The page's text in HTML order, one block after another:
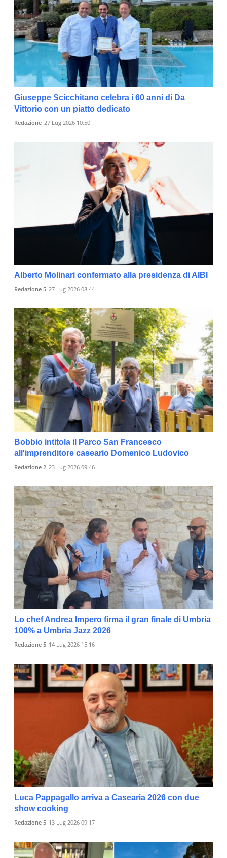
Giuseppe Scicchitano celebra i 60 anni di Da
Vittorio con un piatto dedicato
Redazione 27 Lug 2026 10:50
Alberto Molinari confermato alla presidenza di AIBI
Redazione 5 27 Lug 2026 08:44
Bobbio intitola il Parco San Francesco
all'imprenditore caseario Domenico Ludovico
Redazione 2 23 Lug 2026 09:46
Lo chef Andrea Impero firma il gran finale di Umbria
100% a Umbria Jazz 2026
Redazione 5 14 Lug 2026 15:16
Luca Pappagallo arriva a Casearia 2026 con due
show cooking
Redazione 5 13 Lug 2026 09:17